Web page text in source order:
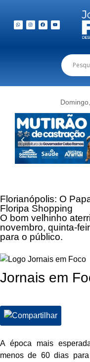
Florianópolis: O
Floripa Shopping
O bom velhinho
novembro, quinta-
para o público.
Jornais em
A época mais
menos de 60 dias